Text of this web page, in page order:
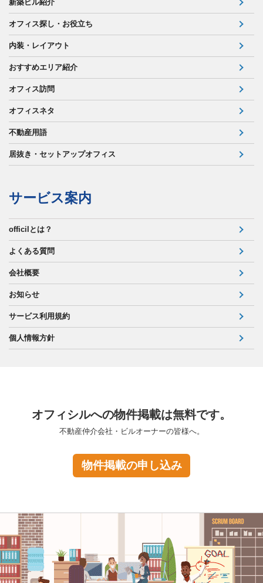
新築ビル紹介
オフィス探し・お役立ち
内装・レイアウト
おすすめエリア紹介
オフィス訪問
オフィスネタ
不動産用語
居抜き・セットアップオフィス
サービス案内
officilとは？
よくある質問
会社概要
お知らせ
サービス利用規約
個人情報方針
オフィシルへの物件掲載は無料です。
不動産仲介会社・ビルオーナーの皆様へ。
物件掲載の申し込み